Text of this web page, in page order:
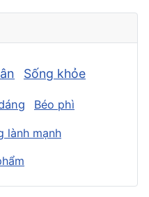
Sống khỏe
Béo phì
lành mạnh